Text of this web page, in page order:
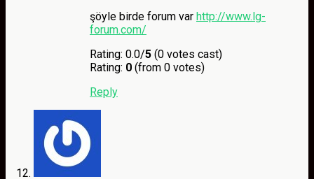
şöyle birde forum var http://www.lg-
forum.com/
Rating: 0.0/5 (0 votes cast)
Rating: 0 (from 0 votes)
Reply